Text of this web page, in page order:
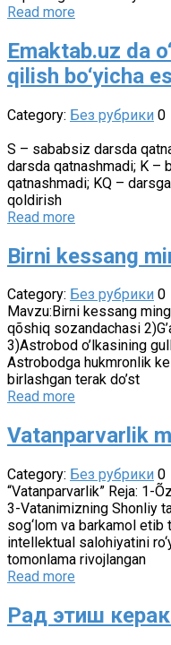
Read more
Emaktab.uz da
qilish bo‘yicha
Category: Без рубрики 0
S – sababsiz darsda
darsda qatnashmadi; K –
qatnashmadi; KQ –
qoldirish
Read more
Birni kessang
Category: Без рубрики 0
Mavzu:Birni kessang
qõshiq sozandachasi
3)Astrobod o’lkasining
Astrobodga hukmronlik
birlashgan terak do’st
Read more
Vatanparvarlik
Category: Без рубрики 0
“Vatanparvarlik” Reja: 1-
3-Vatanimizning Shonliy
sog‘lom va barkamol etib
intellektual salohiyatini
tomonlama rivojlangan
Read more
Рад этиш